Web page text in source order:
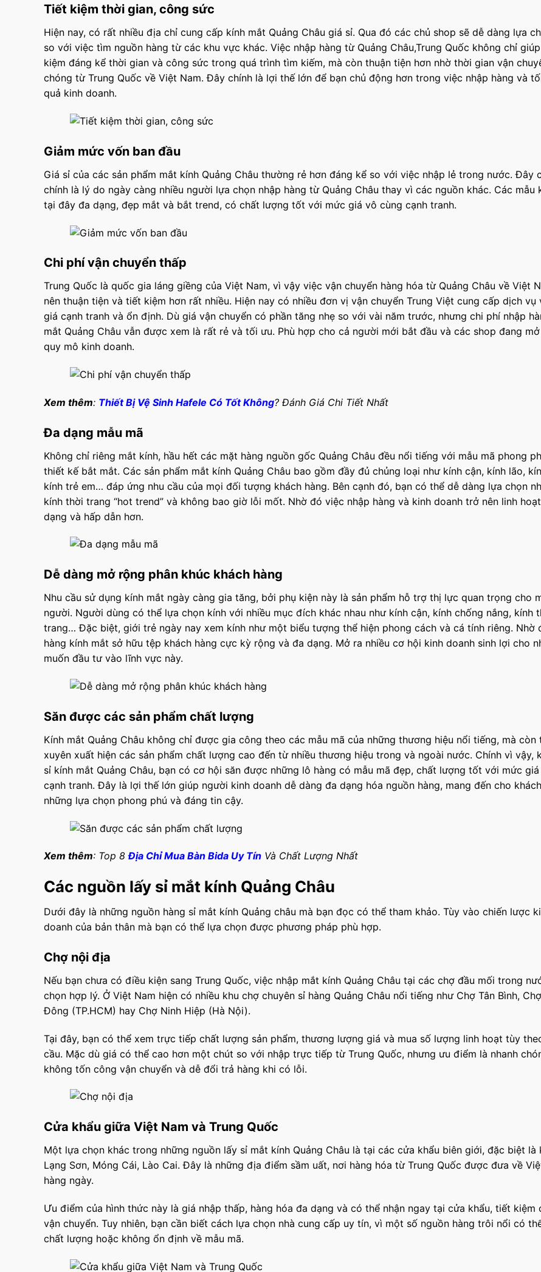
Tiết kiệm thời gian, công sức
Hiện nay, có rất nhiều địa chỉ cung cấp kính mắt Quảng Châu giá sỉ. Qua đó các chủ shop sẽ dễ dàng lựa
so với việc tìm nguồn hàng từ các khu vực khác. Việc nhập hàng từ Quảng Châu,Trung Quốc không chỉ
kiệm đáng kể thời gian và công sức trong quá trình tìm kiếm, mà còn thuận tiện hơn nhờ thời gian vận
chóng từ Trung Quốc về Việt Nam. Đây chính là lợi thế lớn để bạn chủ động hơn trong việc nhập hàng và
quả kinh doanh.
Giảm mức vốn ban đầu
Giá sỉ của các sản phẩm mắt kính Quảng Châu thường rẻ hơn đáng kể so với việc nhập lẻ trong nước. Đây
chính là lý do ngày càng nhiều người lựa chọn nhập hàng từ Quảng Châu thay vì các nguồn khác. Các mẫu
tại đây đa dạng, đẹp mắt và bắt trend, có chất lượng tốt với mức giá vô cùng cạnh tranh.
Chi phí vận chuyển thấp
Trung Quốc là quốc gia láng giềng của Việt Nam, vì vậy việc vận chuyển hàng hóa từ Quảng Châu về Việt
nên thuận tiện và tiết kiệm hơn rất nhiều. Hiện nay có nhiều đơn vị vận chuyển Trung Việt cung cấp dịch vụ
giá cạnh tranh và ổn định. Dù giá vận chuyển có phần tăng nhẹ so với vài năm trước, nhưng chi phí nhập
mắt Quảng Châu vẫn được xem là rất rẻ và tối ưu. Phù hợp cho cả người mới bắt đầu và các shop đang
quy mô kinh doanh.
Xem thêm: Thiết Bị Vệ Sinh Hafele Có Tốt Không? Đánh Giá Chi Tiết Nhất
Đa dạng mẫu mã
Không chỉ riêng mắt kính, hầu hết các mặt hàng nguồn gốc Quảng Châu đều nổi tiếng với mẫu mã phong
thiết kế bắt mắt. Các sản phẩm mắt kính Quảng Châu bao gồm đầy đủ chủng loại như kính cận, kính lão,
kính trẻ em… đáp ứng nhu cầu của mọi đối tượng khách hàng. Bên cạnh đó, bạn có thể dễ dàng lựa chọn
kính thời trang “hot trend” và không bao giờ lỗi mốt. Nhờ đó việc nhập hàng và kinh doanh trở nên linh
dạng và hấp dẫn hơn.
Dễ dàng mở rộng phân khúc khách hàng
Nhu cầu sử dụng kính mắt ngày càng gia tăng, bởi phụ kiện này là sản phẩm hỗ trợ thị lực quan trọng cho
người. Người dùng có thể lựa chọn kính với nhiều mục đích khác nhau như kính cận, kính chống nắng, kính
trang… Đặc biệt, giới trẻ ngày nay xem kính như một biểu tượng thể hiện phong cách và cá tính riêng. Nhờ
hàng kính mắt sở hữu tệp khách hàng cực kỳ rộng và đa dạng. Mở ra nhiều cơ hội kinh doanh sinh lợi cho
muốn đầu tư vào lĩnh vực này.
Săn được các sản phẩm chất lượng
Kính mắt Quảng Châu không chỉ được gia công theo các mẫu mã của những thương hiệu nổi tiếng, mà còn
xuyên xuất hiện các sản phẩm chất lượng cao đến từ nhiều thương hiệu trong và ngoài nước. Chính vì vậy,
sỉ kính mắt Quảng Châu, bạn có cơ hội săn được những lô hàng có mẫu mã đẹp, chất lượng tốt với mức
cạnh tranh. Đây là lợi thế lớn giúp người kinh doanh dễ dàng đa dạng hóa nguồn hàng, mang đến cho
những lựa chọn phong phú và đáng tin cậy.
Xem thêm: Top 8Địa Chỉ Mua Bàn Bida Uy Tín Và Chất Lượng Nhất
Các nguồn lấy sỉ mắt kính Quảng Châu
Dưới đây là những nguồn hàng sỉ mắt kính Quảng châu mà bạn đọc có thể tham khảo. Tùy vào chiến lược
doanh của bản thân mà bạn có thể lựa chọn được phương pháp phù hợp.
Chợ nội địa
Nếu bạn chưa có điều kiện sang Trung Quốc, việc nhập mắt kính Quảng Châu tại các chợ đầu mối trong
chọn hợp lý. Ở Việt Nam hiện có nhiều khu chợ chuyên sỉ hàng Quảng Châu nổi tiếng như Chợ Tân Bình,
Đông (TP.HCM) hay Chợ Ninh Hiệp (Hà Nội).
Tại đây, bạn có thể xem trực tiếp chất lượng sản phẩm, thương lượng giá và mua số lượng linh hoạt tùy
cầu. Mặc dù giá có thể cao hơn một chút so với nhập trực tiếp từ Trung Quốc, nhưng ưu điểm là nhanh
không tốn công vận chuyển và dễ đổi trả hàng khi có lỗi.
Cửa khẩu giữa Việt Nam và Trung Quốc
Một lựa chọn khác trong những nguồn lấy sỉ mắt kính Quảng Châu là tại các cửa khẩu biên giới, đặc biệt là
Lạng Sơn, Móng Cái, Lào Cai. Đây là những địa điểm sầm uất, nơi hàng hóa từ Trung Quốc được đưa về
hàng ngày.
Ưu điểm của hình thức này là giá nhập thấp, hàng hóa đa dạng và có thể nhận ngay tại cửa khẩu, tiết kiệm
vận chuyển. Tuy nhiên, bạn cần biết cách lựa chọn nhà cung cấp uy tín, vì một số nguồn hàng trôi nổi có
chất lượng hoặc không ổn định về mẫu mã.